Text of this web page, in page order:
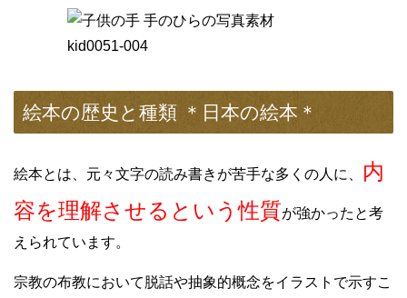
絵本の歴史と種類 ＊日本の絵本＊
絵本とは、元々文字の読み書きが苦手な多くの人に、
内
容を理解させるという性質が強かったと考
えられています。
宗教の布教において脱話や抽象的概念をイラストで示すこ